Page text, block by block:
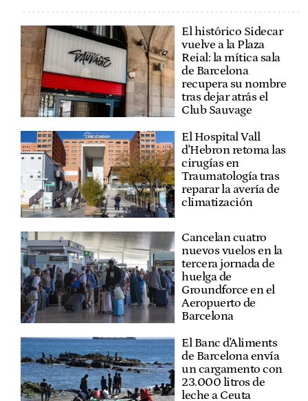
El histórico Sidecar
vuelve a la Plaza
Reial: la mítica sala
de Barcelona
recupera su nombre
tras dejar atrás el
Club Sauvage
El Hospital Vall
d'Hebron retoma las
cirugías en
Traumatología tras
reparar la avería de
climatización
Cancelan cuatro
nuevos vuelos en la
tercera jornada de
huelga de
Groundforce en el
Aeropuerto de
Barcelona
El Banc d'Aliments
de Barcelona envía
un cargamento con
23.000 litros de
leche a Ceuta